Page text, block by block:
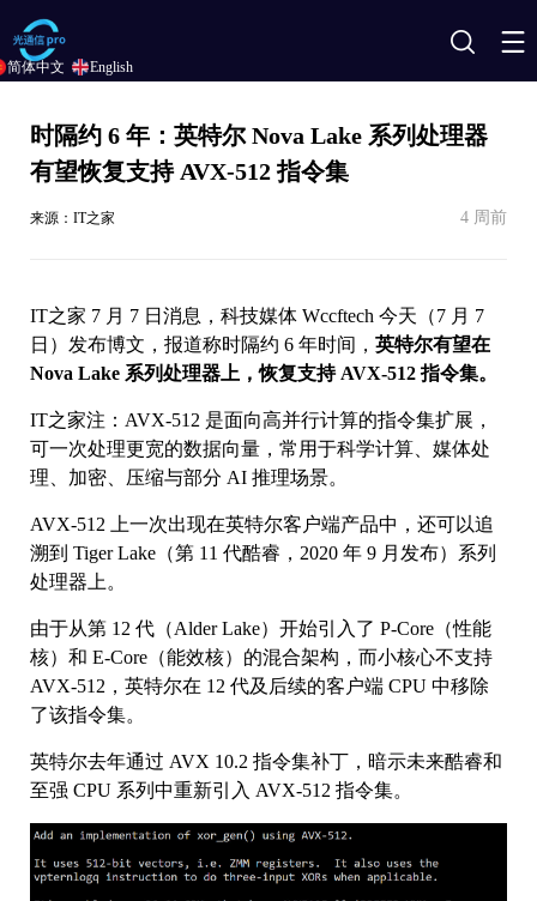
搜
时隔约 6 年：英特尔 Nova Lake 系列处理器
有望恢复支持 AVX-512 指令集
来源：IT之家 4 周前
IT之家 7 月 7 日消息，科技媒体 Wccftech 今天（7 月 7
日）发布博文，报道称时隔约 6 年时间， 英特尔有望在
Nova Lake 系列处理器上，恢复支持 AVX-512 指令集。
IT之家注：AVX-512 是面向高并行计算的指令集扩展，
可一次处理更宽的数据向量，常用于科学计算、媒体处
理、加密、压缩与部分 AI 推理场景。
AVX-512 上一次出现在英特尔客户端产品中，还可以追
溯到 Tiger Lake（第 11 代酷睿，2020 年 9 月发布）系列
处理器上。
由于从第 12 代（Alder Lake）开始引入了 P-Core（性能
核）和 E-Core（能效核）的混合架构，而小核心不支持
AVX-512，英特尔在 12 代及后续的客户端 CPU 中移除
了该指令集。
英特尔去年通过 AVX 10.2 指令集补丁，暗示未来酷睿和
至强 CPU 系列中重新引入 AVX-512 指令集。
简体中文 English